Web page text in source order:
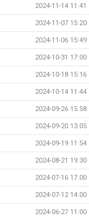
2024-11-14 11:41
2024-11-07 15:20
2024-11-06 15:49
2024-10-31 17:00
2024-10-18 15:16
2024-10-14 11:44
2024-09-26 15:58
2024-09-20 13:05
2024-09-19 11:54
2024-08-21 19:30
2024-07-16 17:00
2024-07-12 14:00
2024-06-27 11:00